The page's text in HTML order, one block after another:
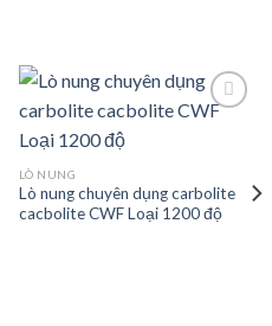
LÒ NUNG
Lò nung chuyên dụng carbolite
cacbolite CWF Loại 1200 độ